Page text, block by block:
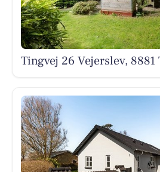
Tingvej 26 Vejerslev, 8881